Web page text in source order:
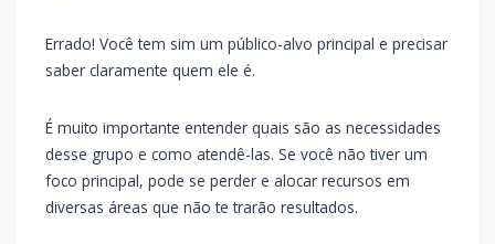
Errado! Você tem sim um público-alvo principal e precisar
saber claramente quem ele é.
É muito importante entender quais são as necessidades
desse grupo e como atendê-las. Se você não tiver um
foco principal, pode se perder e alocar recursos em
diversas áreas que não te trarão resultados.